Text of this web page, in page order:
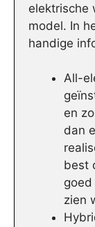
elektrische
model. In
handige
All-
en
dan
best
zien